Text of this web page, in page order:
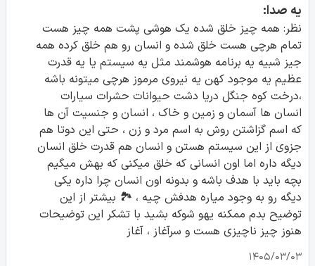
یه صدا:
نظر: همه چیز خلق شده یک هوشی پشت همه چیز هست
تمام هرچی هست خلق شده و انسان رو هم خلق کرده همه
جیز شبیه یه برنامه هوشمند مثل یه سیستم یا یه قدرت
عظیم یه موجود کهن یه نیروی مرموز هرچی میتونه باشه
،درخت کوه جنگل دریا دشت حیوانات حشرات سیارات
انسان ها آسمان و زمین و خاک ، انسان و جنسیت آن ها
که اسم گزاشتن روش به اسم مرد و زن ، حتی این دوتا هم
جزوی از این سیستم هستن و انسان هم قدرت خلق انسان
دیگه داره اما اون انسانی که خلق میکنی که بهش میگیم
بچه باید با هدف باشه و بدونه اون انسان چرا داره یکی
دیگه رو به وجود میاره هدفش چیه ، 🏞 بیشتر از این
توضیح بدم ممکنه یهو شوکه بشید با تشکر این توضیحات
هنوز چیز ناچیزی هست و سرآغاز ، آغاز
۱۴۰۵/۰۳/۰۳